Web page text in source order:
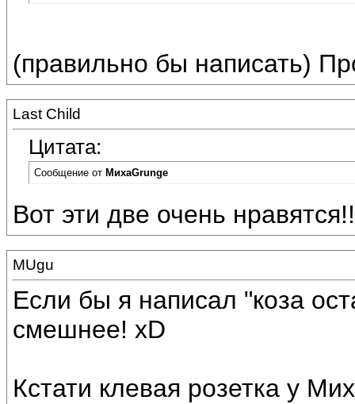
(правильно бы написать)
Last Child
Цитата:
Сообщение от МихаGrunge
Вот эти две очень
MUgu
Если бы я написал "коза
смешнее! xD
Кстати клевая розетка у